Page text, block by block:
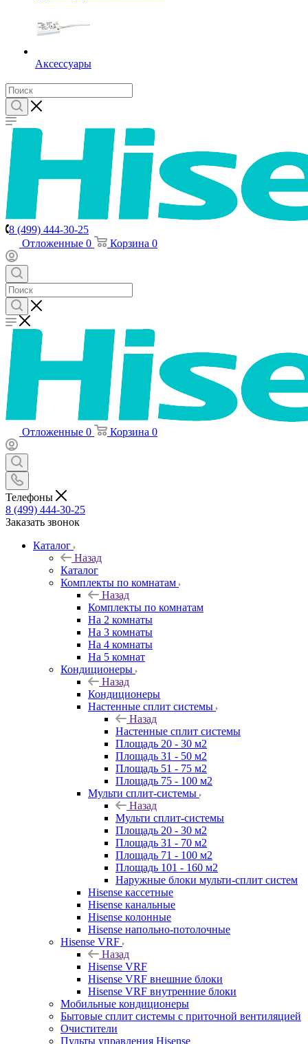
Аксессуары
8 (499) 444-30-25
Отложенные 0 Корзина 0
Отложенные 0 Корзина 0
Телефоны
8 (499) 444-30-25
Заказать звонок
Каталог
Назад
Каталог
Комплекты по комнатам
Назад
Комплекты по комнатам
На 2 комнаты
На 3 комнаты
На 4 комнаты
На 5 комнат
Кондиционеры
Назад
Кондиционеры
Настенные сплит системы
Назад
Настенные сплит системы
Площадь 20 - 30 м2
Площадь 31 - 50 м2
Площадь 51 - 75 м2
Площадь 75 - 100 м2
Мульти сплит-системы
Назад
Мульти сплит-системы
Площадь 20 - 30 м2
Площадь 31 - 70 м2
Площадь 71 - 100 м2
Площадь 101 - 160 м2
Наружные блоки мульти-сплит систем
Hisense кассетные
Hisense канальные
Hisense колонные
Hisense напольно-потолочные
Hisense VRF
Назад
Hisense VRF
Hisense VRF внешние блоки
Hisense VRF внутренние блоки
Мобильные кондиционеры
Бытовые сплит системы с приточной вентиляцией
Очистители
Пульты управления Hisense